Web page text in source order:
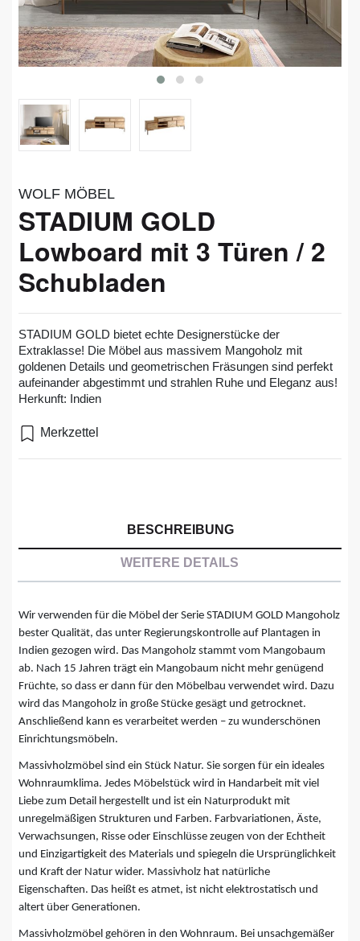
WOLF MÖBEL
STADIUM GOLD
Lowboard mit 3 Türen / 2
Schubladen
STADIUM GOLD bietet echte Designerstücke der
Extraklasse! Die Möbel aus massivem Mangoholz mit
goldenen Details und geometrischen Fräsungen sind perfekt
aufeinander abgestimmt und strahlen Ruhe und Eleganz aus!
Herkunft: Indien
Merkzettel
BESCHREIBUNG
WEITERE DETAILS
Wir verwenden für die Möbel der Serie STADIUM GOLD Mangoholz
bester Qualität, das unter Regierungskontrolle auf Plantagen in
Indien gezogen wird. Das Mangoholz stammt vom Mangobaum
ab. Nach 15 Jahren trägt ein Mangobaum nicht mehr genügend
Früchte, so dass er dann für den Möbelbau verwendet wird. Dazu
wird das Mangoholz in große Stücke gesägt und getrocknet.
Anschließend kann es verarbeitet werden – zu wunderschönen
Einrichtungsmöbeln.
Massivholzmöbel sind ein Stück Natur. Sie sorgen für ein ideales
Wohnraumklima. Jedes Möbelstück wird in Handarbeit mit viel
Liebe zum Detail hergestellt und ist ein Naturprodukt mit
unregelmäßigen Strukturen und Farben. Farbvariationen, Äste,
Verwachsungen, Risse oder Einschlüsse zeugen von der Echtheit
und Einzigartigkeit des Materials und spiegeln die Ursprünglichkeit
und Kraft der Natur wider. Massivholz hat natürliche
Eigenschaften. Das heißt es atmet, ist nicht elektrostatisch und
altert über Generationen.
Massivholzmöbel gehören in den Wohnraum. Bei unsachgemäßer